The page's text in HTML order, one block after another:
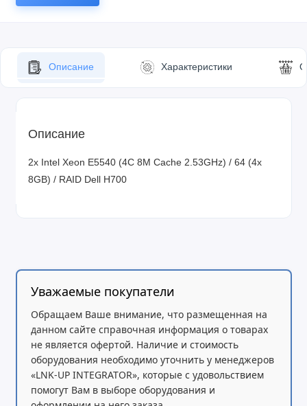
Описание Характеристики
Описание
2x Intel Xeon E5540 (4C 8M Cache 2.53GHz) / 64 (4x
8GB) / RAID Dell H700
Уважаемые покупатели
Обращаем Ваше внимание, что размещенная на
данном сайте справочная информация о товарах
не является офертой. Наличие и стоимость
оборудования необходимо уточнить у менеджеров
«LNK-UP INTEGRATOR», которые с удовольствием
помогут Вам в выборе оборудования и